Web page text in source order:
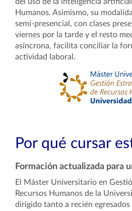
Humanos. Asimismo, su
semi-presencial, con clases
viernes por la tarde y el resto
asíncrona, facilita conciliar la
actividad laboral.
Por qué cursar
Formación actualizada para
El Máster Universitario en
Recursos Humanos de la
dirigido tanto a recién